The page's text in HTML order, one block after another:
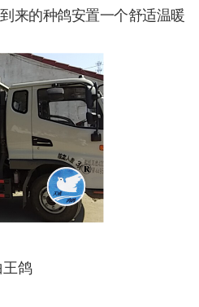
来的种鸽安置一个舒适温暖
王鸽